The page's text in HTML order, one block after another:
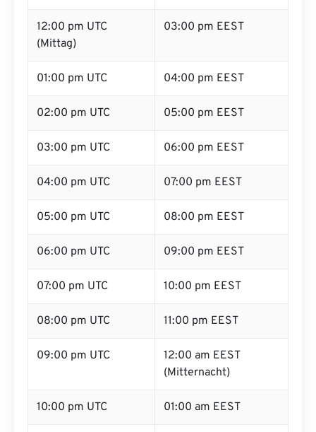
12:00 pm UTC
(Mittag)
03:00 pm EEST
01:00 pm UTC 04:00 pm EEST
02:00 pm UTC 05:00 pm EEST
03:00 pm UTC 06:00 pm EEST
04:00 pm UTC 07:00 pm EEST
05:00 pm UTC 08:00 pm EEST
06:00 pm UTC 09:00 pm EEST
07:00 pm UTC 10:00 pm EEST
08:00 pm UTC 11:00 pm EEST
09:00 pm UTC
12:00 am EEST
(Mitternacht)
10:00 pm UTC 01:00 am EEST